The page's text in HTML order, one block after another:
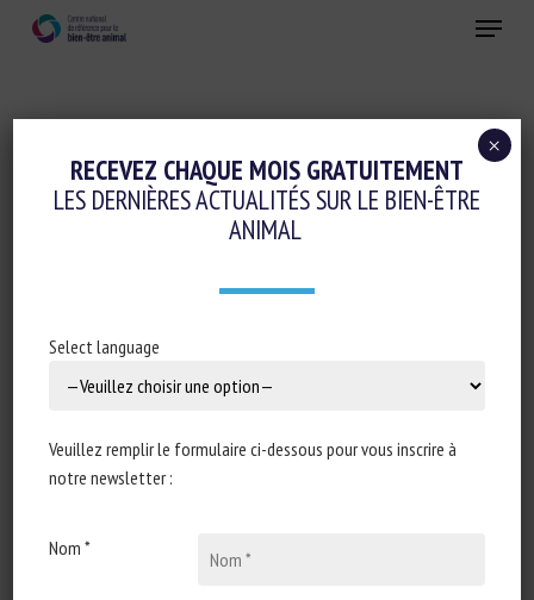
Menu
MOT-CLÉS :LOGEMENT
restructures fear responses in
laboratory mice
Erin Tan, Michael J. Sheehan
RECEVEZ CHAQUE MOIS GRATUITEMENT
LES DERNIÈRES ACTUALITÉS SUR LE BIEN-ÊTRE
ANIMAL
Select language
Veuillez remplir le formulaire ci-dessous pour vous inscrire à
notre newsletter :
Nom *
×